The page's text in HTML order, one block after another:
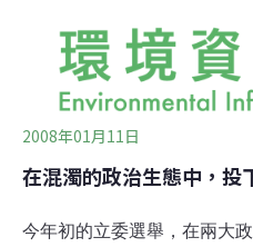
動」，最高獎金可達50萬元
義表示，希望藉由提供獎勵
2008年01月11日
在混濁的政治生態中，投
今年初的立委選舉，在兩大